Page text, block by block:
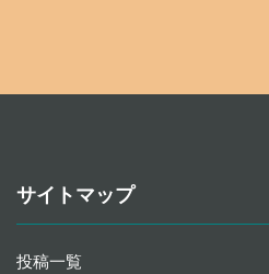
サイトマップ
投稿一覧